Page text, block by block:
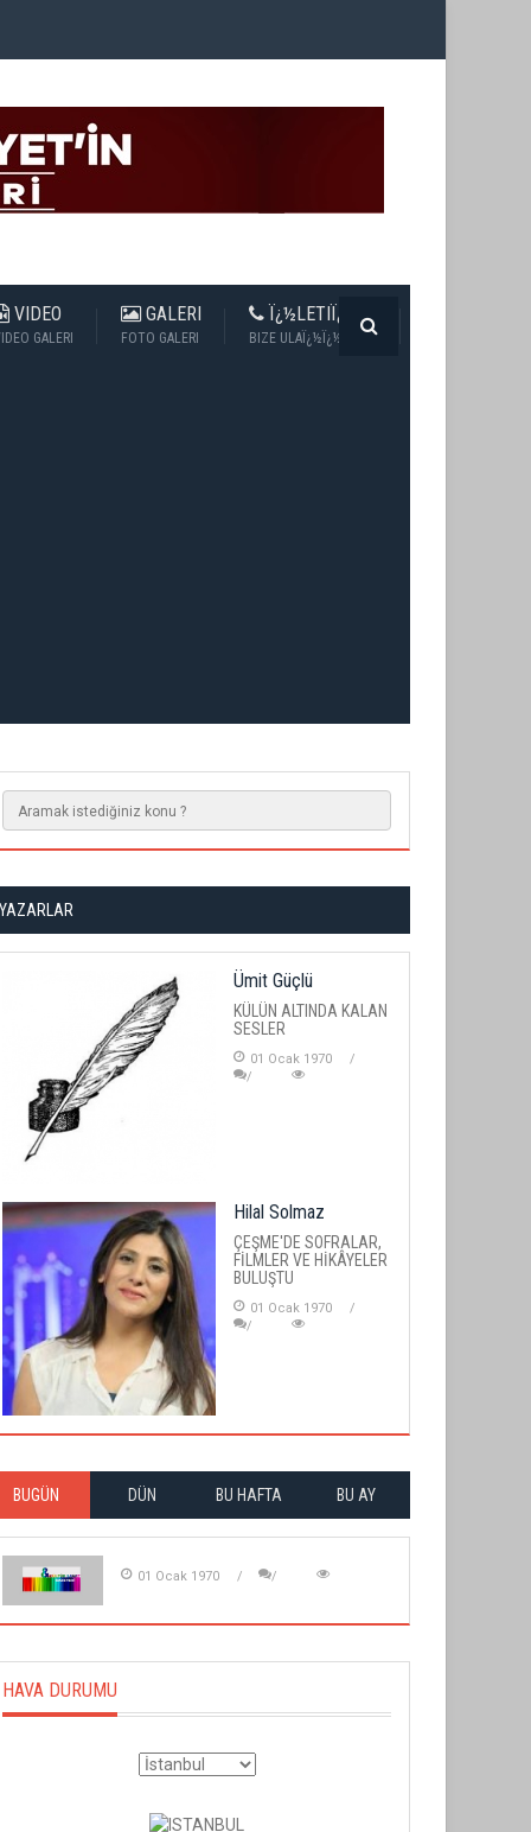
VIDEO
GALERI
GALERI
FOTO GALERI
Ï¿½LETIÏ¿½IM
BIZE ULAÏ¿½Ï¿½N
YAZARLAR
Ümit Güçlü
KÜLÜN ALTINDA KALAN
SESLER
01 Ocak 1970
Hilal Solmaz
ÇEŞME'DE SOFRALAR,
FİLMLER VE HİKÂYELER
BULUŞTU
01 Ocak 1970
BUGÜN DÜN BU HAFTA BU AY
01 Ocak 1970
HAVA DURUMU